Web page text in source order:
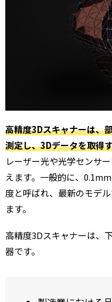
高精度3Dスキャナーは、
測定し、3Dデータを取得
レーザー光や光学センサ
えます。一般的に、
度と呼ばれ、最新のモデ
ます。
高精度3Dスキャナーは、
器です。